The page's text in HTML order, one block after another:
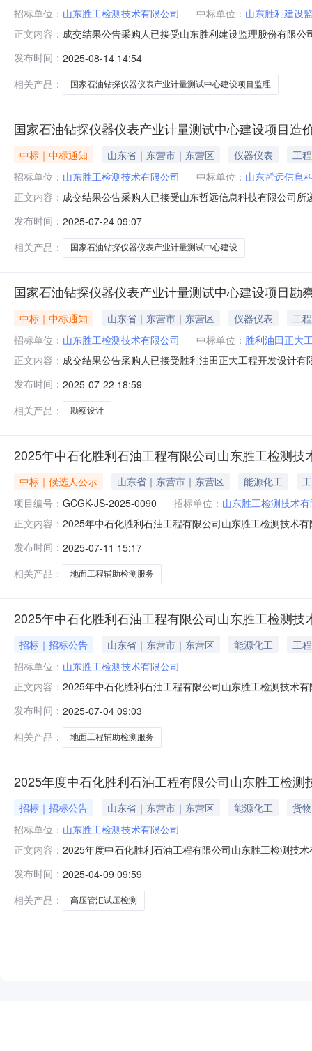
招标单位： 山东胜工检测技术有限公司 中标单位： 山东胜利建设
正文内容： 成交结果公告采购人已接受山东胜利建设监理股份有限
发布时间： 2025-08-14 14:54
相关产品：
国家石油钻探仪器仪表产业计量测试中心建设项目监理
国家石油钻探仪器仪表产业计量测试中心建设项目造
中标｜中标通知 山东省｜东营市｜东营区 仪器仪表
工程
招标单位： 山东胜工检测技术有限公司 中标单位： 山东哲远信息
正文内容： 成交结果公告采购人已接受山东哲远信息科技有限公司
发布时间： 2025-07-24 09:07
相关产品：
国家石油钻探仪器仪表产业计量测试中心建设
国家石油钻探仪器仪表产业计量测试中心建设项目勘
中标｜中标通知 山东省｜东营市｜东营区 仪器仪表
工程
招标单位： 山东胜工检测技术有限公司 中标单位： 胜利油田正大
正文内容： 成交结果公告采购人已接受胜利油田正大工程开发设计
发布时间： 2025-07-22 18:59
相关产品：
勘察设计
2025年中石化胜利石油工程有限公司山东胜工检测
中标｜候选人公示 山东省｜东营市｜东营区 能源化工
项目编号： GCGK-JS-2025-0090 招标单位： 山东胜工检测技术
正文内容： 2025年中石化胜利石油工程有限公司山东胜工检测技术
月11日15:00至2025年07月14日15:00五、联系方式联
发布时间： 2025-07-11 15:17
相关产品：
地面工程辅助检测服务
2025年中石化胜利石油工程有限公司山东胜工检测
招标｜招标公告 山东省｜东营市｜东营区 能源化工
工程
招标单位： 山东胜工检测技术有限公司
正文内容： 2025年中石化胜利石油工程有限公司山东胜工检测技术
证书加密制作投标文件并投标。一、招标条件本2025年
发布时间： 2025-07-04 09:03
相关产品：
地面工程辅助检测服务
2025年度中石化胜利石油工程有限公司山东胜工检
招标｜招标公告 山东省｜东营市｜东营区 能源化工
货物
招标单位： 山东胜工检测技术有限公司
正文内容： 2025年度中石化胜利石油工程有限公司山东胜工检测技
使用CA数字证书加密制作投标文件并投标。一、招标条
发布时间： 2025-04-09 09:59
相关产品：
高压管汇试压检测